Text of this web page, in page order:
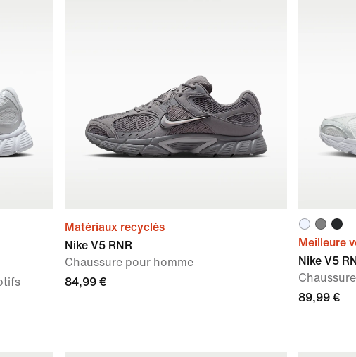
Matériaux recyclés
Nike V5 RNR
Chaussure pour homme
84,99 €
Meilleure
Nike V5
89,99 €